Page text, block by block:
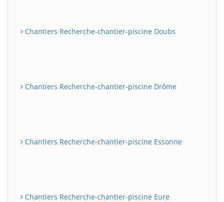
Chantiers Recherche-chantier-piscine Doubs
Chantiers Recherche-chantier-piscine Drôme
Chantiers Recherche-chantier-piscine Essonne
Chantiers Recherche-chantier-piscine Eure